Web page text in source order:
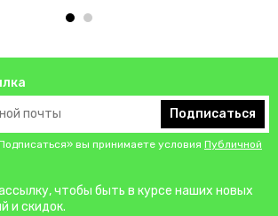
Подписаться
вы принимаете условия Публичной
чтобы быть в курсе наших новых
и скидок.